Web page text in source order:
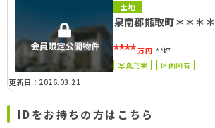
土地
泉南郡熊取町＊＊＊＊
****万円 **坪
写真充実
区画図有
更新日：2026.03.21
IDをお持ちの方はこちら